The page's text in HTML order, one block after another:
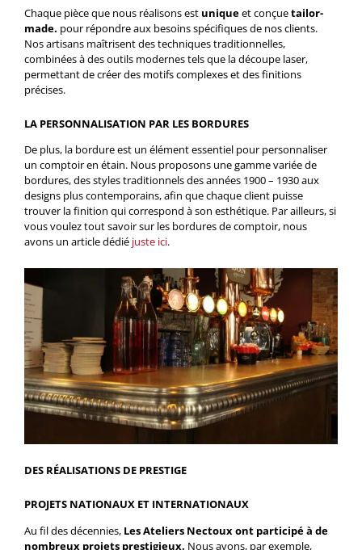
Chaque pièce que nous réalisons est uniqueet conçuetailor-
made. pour répondre aux besoins spécifiques de nos clients.
Nos artisans maîtrisent des techniques traditionnelles,
combinées à des outils modernes tels que la découpe laser,
permettant de créer des motifs complexes et des finitions
précises.
LA PERSONNALISATION PAR LES BORDURES
De plus, la bordure est un élément essentiel pour personnaliser
un comptoir en étain. Nous proposons une gamme variée de
bordures, des styles traditionnels des années 1900 – 1930 aux
designs plus contemporains, afin que chaque client puisse
trouver la finition qui correspond à son esthétique. Par ailleurs, si
vous voulez tout savoir sur les bordures de comptoir, nous
avons un article dédié juste ici.
DES RÉALISATIONS DE PRESTIGE
PROJETS NATIONAUX ET INTERNATIONAUX
Au fil des décennies, Les Ateliers Nectoux ont participé à de
nombreux projets prestigieux. Nous avons, par exemple,